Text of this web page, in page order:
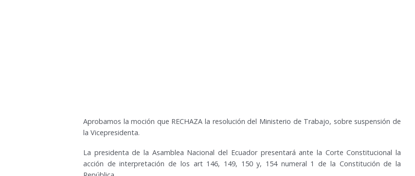
Aprobamos la moción que RECHAZA la resolución del Ministerio de Trabajo, sobre suspensión de
la Vicepresidenta.
La presidenta de la Asamblea Nacional del Ecuador presentará ante la Corte Constitucional la
acción de interpretación de los art 146, 149, 150 y, 154 numeral 1 de la Constitución de la